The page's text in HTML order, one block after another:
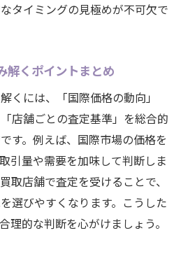
ックして損しない売却を実現
確に知るためのコツ
にした価値の見極め方
を正確に測るための準備
す査定前チェックポイント
価値測定の選び方と注意点
にした自己チェック方法
タイミングの見極めが不可欠で
解くポイントまとめ
くには、「国際価格の動向」
店舗ごとの査定基準」を総合的
す。例えば、国際市場の価格を
引量や需要を加味して判断しま
取店舗で査定を受けることで、
選びやすくなります。こうした
理的な判断を心がけましょう。